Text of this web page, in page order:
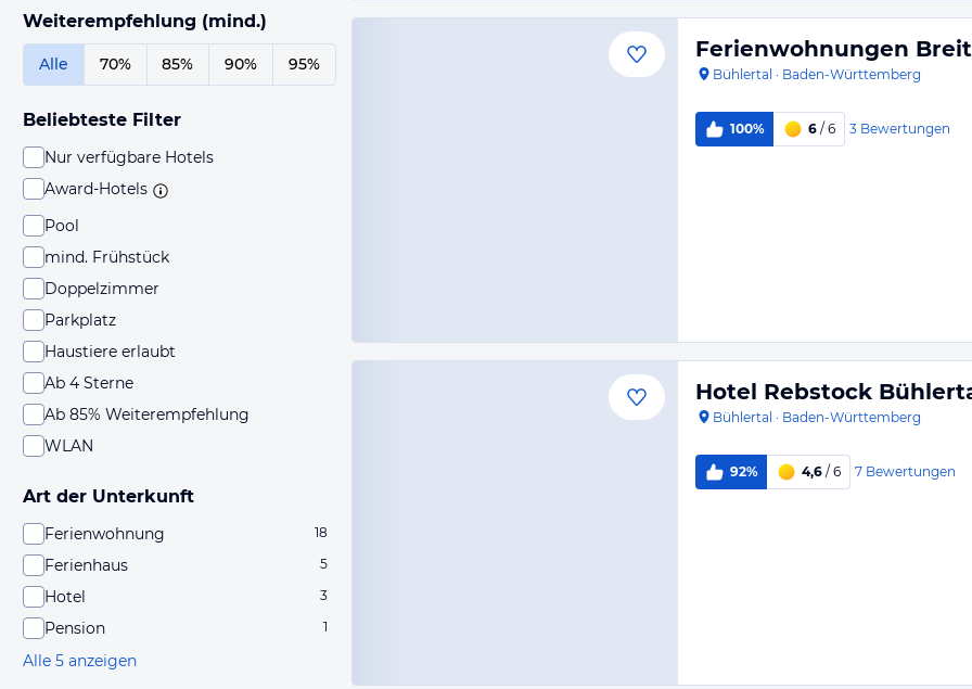
Weiterempfehlung (mind.)
Alle 70% 85% 90% 95%
Beliebteste Filter
Nur verfügbare Hotels
Award-Hotels
Pool
mind. Frühstück
Doppelzimmer
Parkplatz
Haustiere erlaubt
Ab 4 Sterne
Ab 85% Weiterempfehlung
WLAN
Art der Unterkunft
Ferienwohnung 18
Ferienhaus 5
Hotel 3
Pension 1
Alle 5 anzeigen
Ferienwohnungen
Bühlertal · Baden-Württemberg
100% 6 / 6 3 Bewertungen
Hotel Rebstock
Bühlertal · Baden-Württemberg
92% 4,6 / 6 7 Bewertungen